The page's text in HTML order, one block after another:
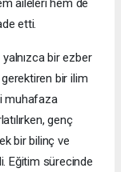
aileleri hem de
etti.
yalnızca bir ezber
gerektiren bir ilim
muhafaza
genç
bir bilinç ve
Eğitim sürecinde